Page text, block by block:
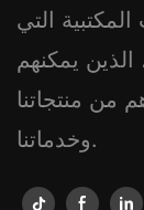
التي
الذين يمكنهم
من منتجاتنا
وخدماتنا.